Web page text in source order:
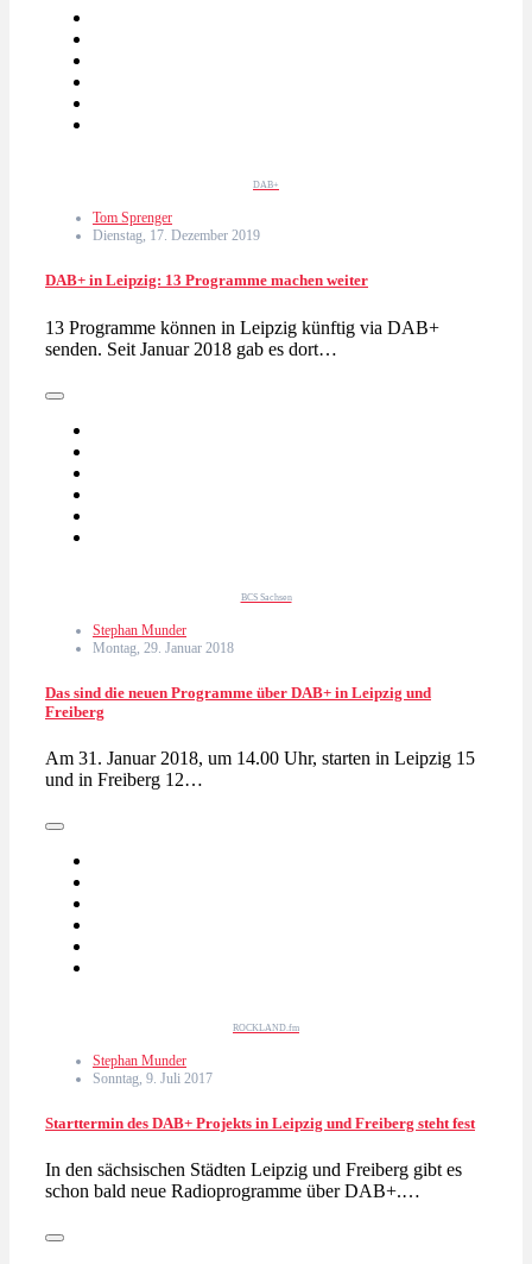
DAB+
Tom Sprenger
Dienstag, 17. Dezember 2019
DAB+ in Leipzig: 13 Programme machen weiter
13 Programme können in Leipzig künftig via DAB+
senden. Seit Januar 2018 gab es dort…
BCS Sachsen
Stephan Munder
Montag, 29. Januar 2018
Das sind die neuen Programme über DAB+ in Leipzig und
Freiberg
Am 31. Januar 2018, um 14.00 Uhr, starten in Leipzig 15
und in Freiberg 12…
ROCKLAND.fm
Stephan Munder
Sonntag, 9. Juli 2017
Starttermin des DAB+ Projekts in Leipzig und Freiberg steht fest
In den sächsischen Städten Leipzig und Freiberg gibt es
schon bald neue Radioprogramme über DAB+.…